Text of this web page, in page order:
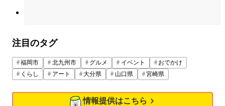
注目のタグ
福岡市 北九州市 グルメ イベント
おでかけ
くらし
アート 大分県 山口県 宮崎県
情報提供はこちら